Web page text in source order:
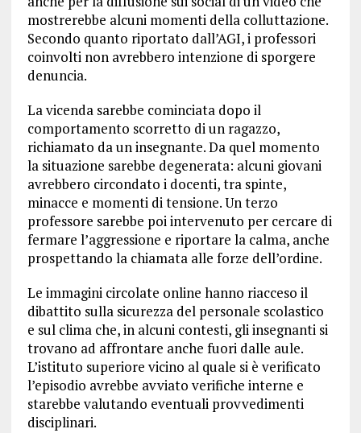
mostrerebbe alcuni momenti della colluttazione.
Secondo quanto riportato dall’AGI, i professori
coinvolti non avrebbero intenzione di sporgere
denuncia.
La vicenda sarebbe cominciata dopo il
comportamento scorretto di un ragazzo,
richiamato da un insegnante. Da quel momento
la situazione sarebbe degenerata: alcuni giovani
avrebbero circondato i docenti, tra spinte,
minacce e momenti di tensione. Un terzo
professore sarebbe poi intervenuto per cercare di
fermare l’aggressione e riportare la calma, anche
prospettando la chiamata alle forze dell’ordine.
Le immagini circolate online hanno riacceso il
dibattito sulla sicurezza del personale scolastico
e sul clima che, in alcuni contesti, gli insegnanti si
trovano ad affrontare anche fuori dalle aule.
L’istituto superiore vicino al quale si è verificato
l’episodio avrebbe avviato verifiche interne e
starebbe valutando eventuali provvedimenti
disciplinari.